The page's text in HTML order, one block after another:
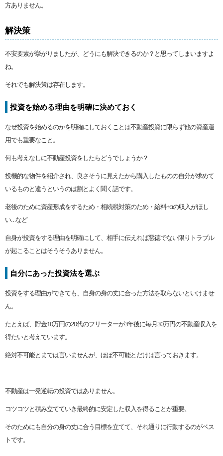
方ありません。
解決策
不安要素が挙がりましたが、どうにも解決できるのか？と思ってしまいますよ
ね。
それでも解決策は存在します。
投資を始める理由を明確に決めておく
なぜ投資を始めるのかを明確にしておくことは不動産投資に限らず他の資産運
用でも重要なこと。
何も考えなしに不動産投資をしたらどうでしょうか？
投機的な物件を紹介され、良さそうに見えたから購入したものの自分が求めて
いるものと違うというのは割とよく聞く話です。
老後のために資産形成をするため・相続税対策のため・給料+αの収入がほし
い…など
自身が投資をする理由を明確にして、相手に伝えれば悪徳でない限りトラブル
が起こることはそうそうありません。
自分にあった投資法を選ぶ
投資をする理由ができても、自身の身の丈に合った方法を取らないといけませ
ん。
たとえば、貯金10万円の20代のフリーターが3年後に毎月30万円の不動産収入を
得たいと考えています。
絶対不可能とまでは言いませんが、ほぼ不可能とだけは言っておきます。
不動産は一発逆転の投資ではありません。
コツコツと積み立てていき最終的に安定した収入を得ることが重要。
そのためにも自分の身の丈に合う目標を立てて、それ通りに行動するのがベス
トです。